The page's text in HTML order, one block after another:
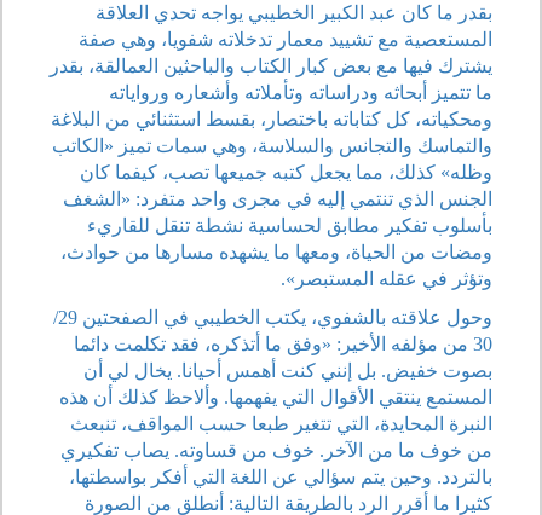
بقدر ما كان عبد الكبير الخطيبي يواجه تحدي العلاقة
المستعصية مع تشييد معمار تدخلاته شفويا، وهي صفة
يشترك فيها مع بعض كبار الكتاب والباحثين العمالقة، بقدر
ما تتميز أبحاثه ودراساته وتأملاته وأشعاره ورواياته
ومحكياته، كل كتاباته باختصار، بقسط استثنائي من البلاغة
والتماسك والتجانس والسلاسة، وهي سمات تميز «الكاتب
وظله» كذلك، مما يجعل كتبه جميعها تصب، كيفما كان
الجنس الذي تنتمي إليه في مجرى واحد متفرد: «الشغف
بأسلوب تفكير مطابق لحساسية نشطة تنقل للقاريء
ومضات من الحياة، ومعها ما يشهده مسارها من حوادث،
وتؤثر في عقله المستبصر».
وحول علاقته بالشفوي، يكتب الخطيبي في الصفحتين 29/
30 من مؤلفه الأخير: «وفق ما أتذكره، فقد تكلمت دائما
بصوت خفيض. بل إنني كنت أهمس أحيانا. يخال لي أن
المستمع ينتقي الأقوال التي يفهمها. وألاحظ كذلك أن هذه
النبرة المحايدة، التي تتغير طبعا حسب المواقف، تنبعث
من خوف ما من الآخر. خوف من قساوته. يصاب تفكيري
بالتردد. وحين يتم سؤالي عن اللغة التي أفكر بواسطتها،
كثيرا ما أقرر الرد بالطريقة التالية: أنطلق من الصورة